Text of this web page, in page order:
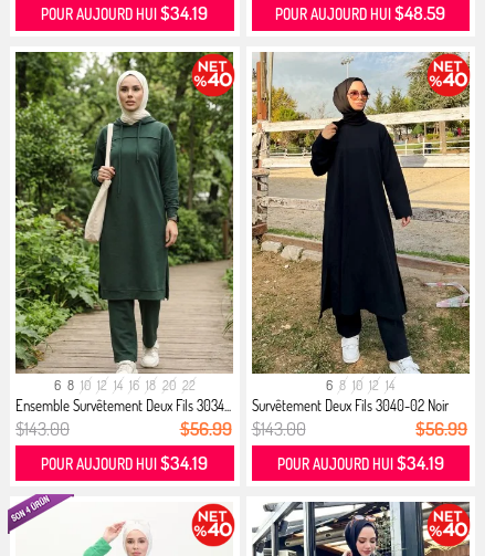
POUR AUJOURD HUI$34.19 POUR AUJOURD HUI$48.59
6 8 10 12 14 16 18 20 22
Ensemble Survêtement Deux Fils 3034...
$143.00 $56.99
POUR AUJOURD HUI$34.19
6 8 10 12 14
Survêtement Deux Fils 3040-02 Noir
$143.00 $56.99
POUR AUJOURD HUI $34.19